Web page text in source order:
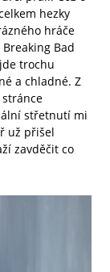
hezky
hráče
Bad
trochu
a chladné. Z
střetnutí mi
už přišel
zavděčit co